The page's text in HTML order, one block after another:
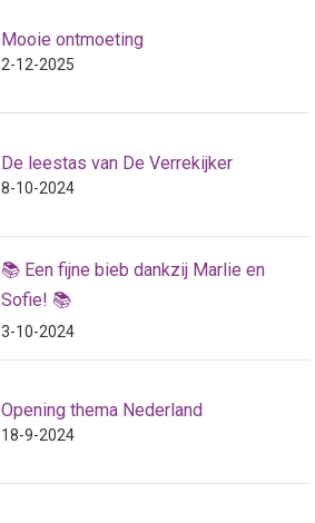
Mooie ontmoeting
2-12-2025
De leestas van De Verrekijker
8-10-2024
📚 Een fijne bieb dankzij Marlie en
Sofie! 📚
3-10-2024
Opening thema Nederland
18-9-2024